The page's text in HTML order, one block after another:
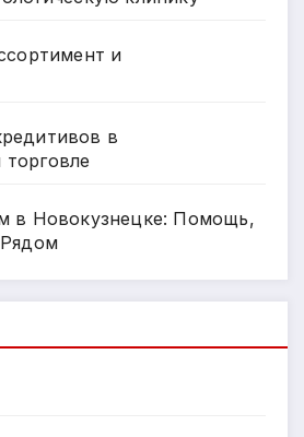
и
в
в Новокузнецке: Помощь,